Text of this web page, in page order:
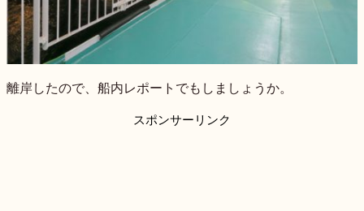
離岸したので、船内レポートでもしましょうか。
スポンサーリンク